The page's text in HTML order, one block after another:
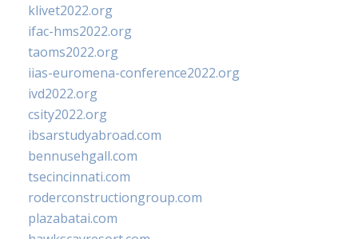
klivet2022.org
ifac-hms2022.org
taoms2022.org
iias-euromena-conference2022.org
ivd2022.org
csity2022.org
ibsarstudyabroad.com
bennusehgall.com
tsecincinnati.com
roderconstructiongroup.com
plazabatai.com